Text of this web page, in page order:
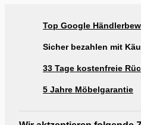
Top Google
Sicher bezahlen mit
33 Tage kostenfreie
5 Jahre Möbelgarantie